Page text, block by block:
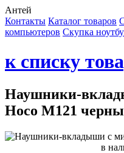
Антей
Контакты Каталог товаров
компьютеров Cкупка
к списку
Наушники-
Hoco M121
в